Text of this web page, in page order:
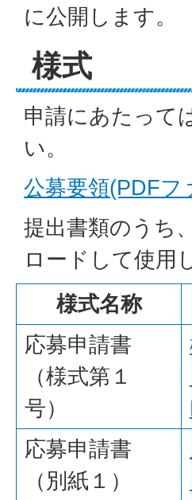
に公開します。
様式
申請にあたって
い。
公募要領(PDFフ
提出書類のうち
ロードして使用
様式名称
応募申請書
（様式第１
号）
応募申請書
（別紙１）